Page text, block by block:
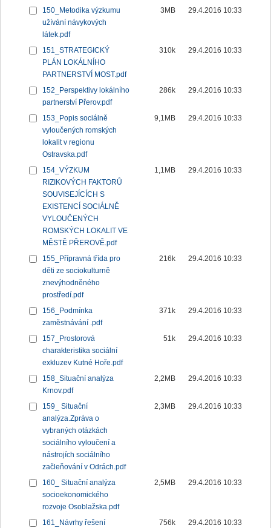
150_Metodika výzkumu
užívání návykových
látek.pdf
3MB 29.4.2016 10:33
151_STRATEGICKÝ
PLÁN LOKÁLNÍHO
PARTNERSTVÍ MOST.pdf
310k 29.4.2016 10:33
152_Perspektivy lokálního
partnerství Přerov.pdf
286k 29.4.2016 10:33
153_Popis sociálně
vyloučených romských
lokalit v regionu
Ostravska.pdf
9,1MB 29.4.2016 10:33
154_VÝZKUM
RIZIKOVÝCH FAKTORŮ
SOUVISEJÍCÍCH S
EXISTENCÍ SOCIÁLNĚ
VYLOUČENÝCH
ROMSKÝCH LOKALIT VE
MĚSTĚ PŘEROVĚ.pdf
1,1MB 29.4.2016 10:33
155_Přípravná třída pro
děti ze sociokulturně
znevýhodněného
prostředí.pdf
216k 29.4.2016 10:33
156_Podmínka
zaměstnávání .pdf
371k 29.4.2016 10:33
157_Prostorová
charakteristika sociální
exkluzev Kutné Hoře.pdf
51k 29.4.2016 10:33
158_Situační analýza
Krnov.pdf
2,2MB 29.4.2016 10:33
159_ Situační
analýza.Zpráva o
vybraných otázkách
sociálního vyloučení a
nástrojích sociálního
začleňování v Odrách.pdf
2,3MB 29.4.2016 10:33
160_ Situační analýza
socioekonomického
rozvoje Osoblažska.pdf
2,5MB 29.4.2016 10:33
161_Návrhy řešení
756k 29.4.2016 10:33